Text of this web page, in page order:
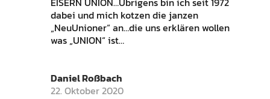
dabei und mich kotzen die janzen
„NeuUnioner“ an…die uns erklären wollen
was „UNION“ ist…
Daniel Roßbach
22. Oktober 2020